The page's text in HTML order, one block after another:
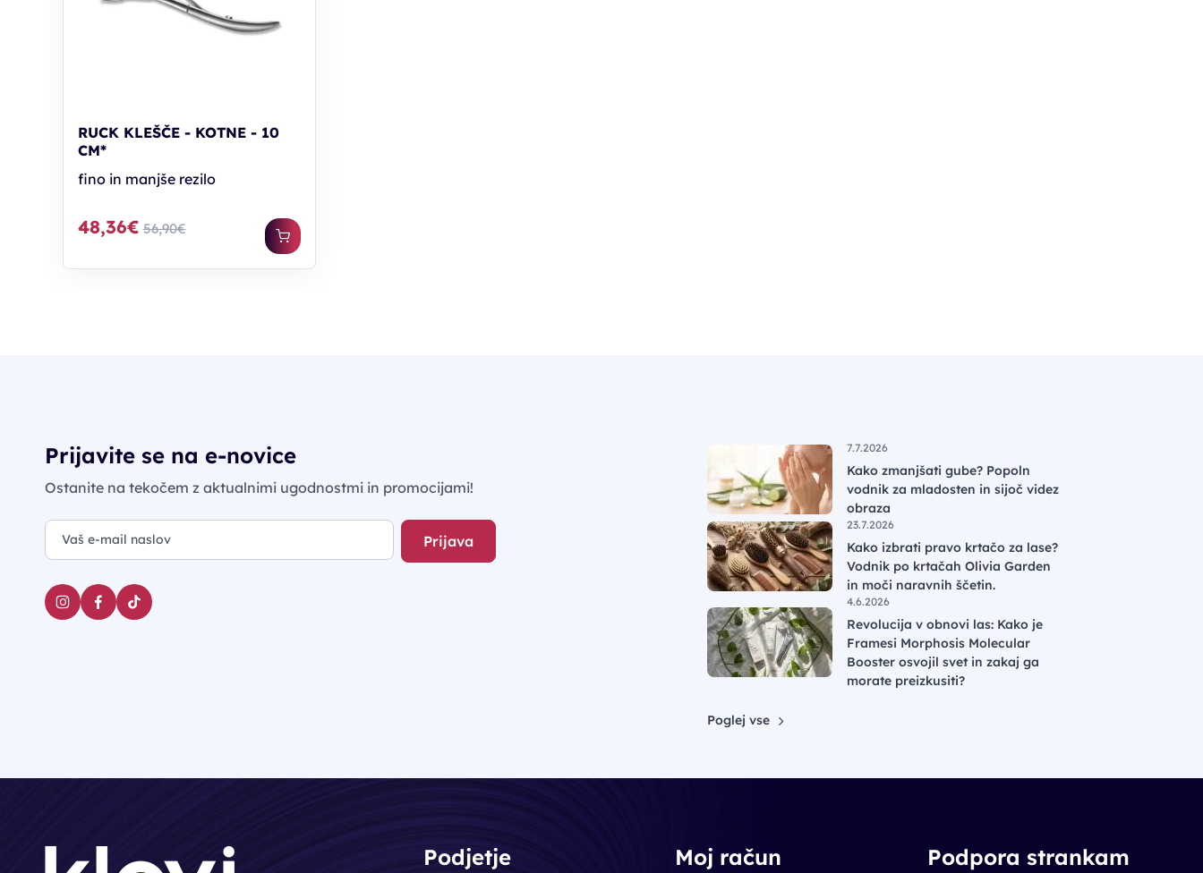
RUCK KLEŠČE - KOTNE - 10
CM*
fino in manjše rezilo
48,36€ 56,90€
Prijavite se na e-novice
Ostanite na tekočem z aktualnimi ugodnostmi in promocijami!
Prijava
7.7.2026
Kako zmanjšati gube? Popoln
vodnik za mladosten in sijoč videz
obraza
23.7.2026
Kako izbrati pravo krtačo za lase?
Vodnik po krtačah Olivia Garden
in moči naravnih ščetin.
4.6.2026
Revolucija v obnovi las: Kako je
Framesi Morphosis Molecular
Booster osvojil svet in zakaj ga
morate preizkusiti?
Poglej vse
Podjetje Moj račun Podpora strankam